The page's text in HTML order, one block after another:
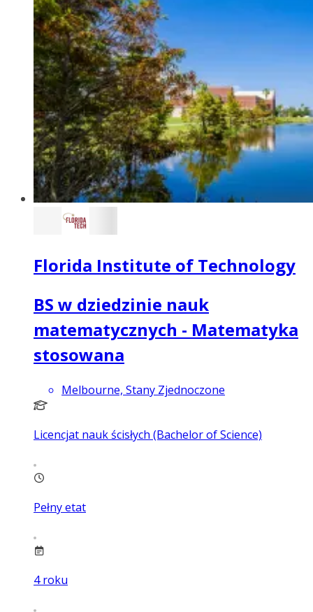
Florida Institute of Technology
BS w dziedzinie nauk
matematycznych - Matematyka
stosowana
Melbourne, Stany Zjednoczone
Licencjat nauk ścisłych (Bachelor of Science)
Pełny etat
4 roku